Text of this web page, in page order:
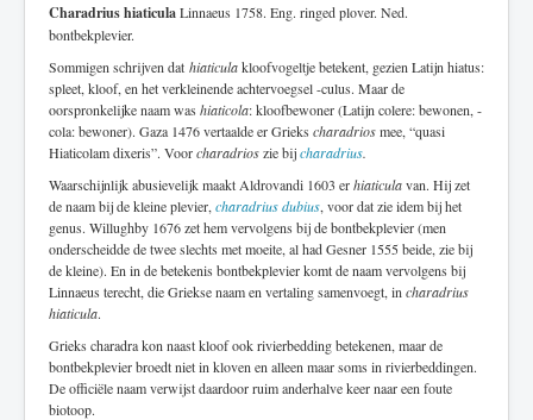
Charadrius hiaticulaLinnaeus 1758. Eng. ringed plover. Ned.
bontbekplevier.
Sommigen schrijven dat hiaticulakloofvogeltje betekent, gezien Latijn hiatus:
spleet, kloof, en het verkleinende achtervoegsel -culus. Maar de
oorspronkelijke naam was hiaticola: kloofbewoner (Latijn colere: bewonen, -
cola: bewoner). Gaza 1476 vertaalde er Grieks charadriosmee, “quasi
Hiaticolam dixeris”. Voorcharadrioszie bijcharadrius.
Waarschijnlijk abusievelijk maakt Aldrovandi 1603 erhiaticulavan. Hij zet
de naam bij de kleine plevier, charadrius dubius, voor dat zie idem bij het
genus. Willughby 1676 zet hem vervolgens bij de bontbekplevier (men
onderscheidde de twee slechts met moeite, al had Gesner 1555 beide, zie bij
de kleine). En in de betekenis bontbekplevier komt de naam vervolgens bij
Linnaeus terecht, die Griekse naam en vertaling samenvoegt, in charadrius
hiaticula.
Grieks charadra kon naast kloof ook rivierbedding betekenen, maar de
bontbekplevier broedt niet in kloven en alleen maar soms in rivierbeddingen.
De officiële naam verwijst daardoor ruim anderhalve keer naar een foute
biotoop.